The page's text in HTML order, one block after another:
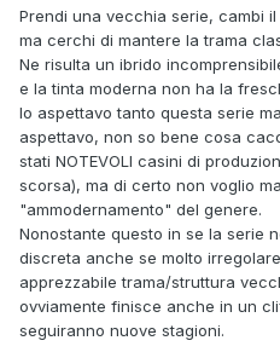
Prendi una vecchia serie, cambi
ma cerchi di mantere la trama
Ne risulta un ibrido
e la tinta moderna non ha la
Io aspettavo tanto questa serie
aspettavo, non so bene cosa
stati NOTEVOLI casini di
scorsa), ma di certo non voglio
"ammodernamento" del genere.
Nonostante questo in se la serie
discreta anche se molto
apprezzabile trama/struttura
ovviamente finisce anche in un
seguiranno nuove stagioni.